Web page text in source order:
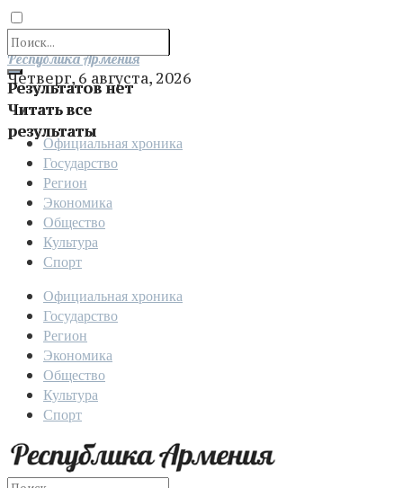
Результатов нет
Читать все
результаты
Отправить
Республика Армения
Четверг, 6 августа, 2026
Официальная хроника
Государство
Регион
Экономика
Общество
Культура
Спорт
Официальная хроника
Государство
Регион
Экономика
Общество
Культура
Спорт